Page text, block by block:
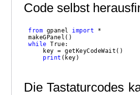
Code selbst
from gpanel import *
while True:
    key = getKeyCodeWait()
print (key)
Die Tastaturcodes